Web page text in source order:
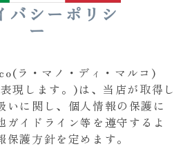
バシーポリシ
ー
ラ・マノ・ディ・マルコ)
現します。)は、当店が取得し
いに関し、個人情報の保護に
ガイドライン等を遵守するよ
護方針を定めます。